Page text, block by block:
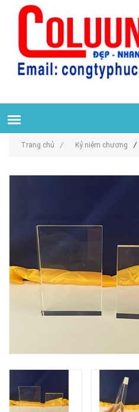
Trang chủ / Kỷ niệm chương /